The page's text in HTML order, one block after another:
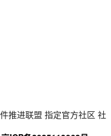
推进联盟 指定官方社区 社